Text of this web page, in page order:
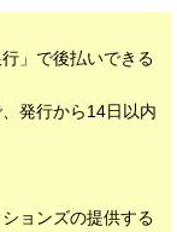
」で後払いできる
発行から14日以内
ョンズの提供する